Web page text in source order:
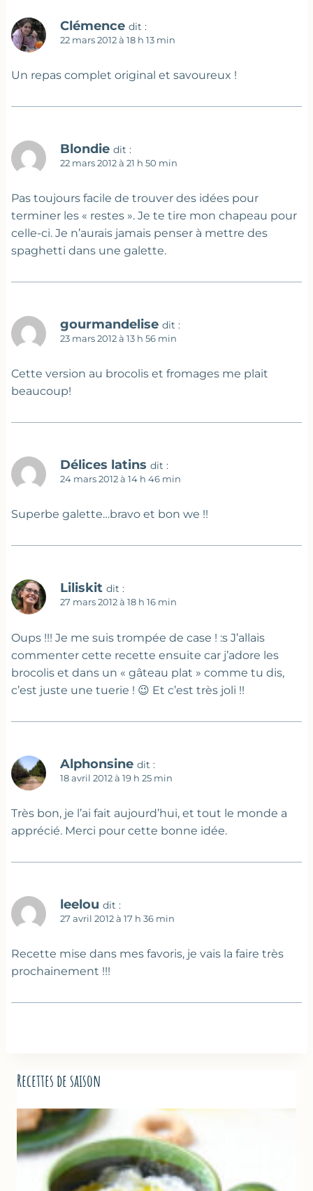
Clémence dit :
22 mars 2012 à 18 h 13 min
Un repas complet original et savoureux !
Blondie dit :
22 mars 2012 à 21 h 50 min
Pas toujours facile de trouver des idées pour
terminer les « restes ». Je te tire mon chapeau pour
celle-ci. Je n’aurais jamais penser à mettre des
spaghetti dans une galette.
gourmandelise dit :
23 mars 2012 à 13 h 56 min
Cette version au brocolis et fromages me plait
beaucoup!
Délices latins dit :
24 mars 2012 à 14 h 46 min
Superbe galette…bravo et bon we !!
Liliskit dit :
27 mars 2012 à 18 h 16 min
Oups !!! Je me suis trompée de case ! :s J’allais
commenter cette recette ensuite car j’adore les
brocolis et dans un « gâteau plat » comme tu dis,
c’est juste une tuerie ! 😉 Et c’est très joli !!
Alphonsine dit :
18 avril 2012 à 19 h 25 min
Très bon, je l’ai fait aujourd’hui, et tout le monde a
apprécié. Merci pour cette bonne idée.
leelou dit :
27 avril 2012 à 17 h 36 min
Recette mise dans mes favoris, je vais la faire très
prochainement !!!
Recettes de saison